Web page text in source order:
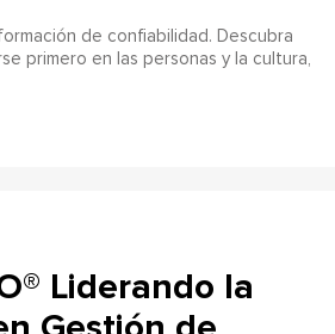
de confiabilidad. Descubra
primero en las personas y la cultura,
Liderando la